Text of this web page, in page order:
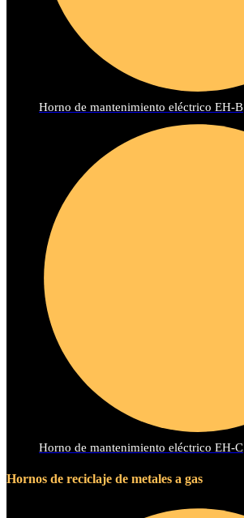
Horno de mantenimiento eléctrico EH-B
Horno de mantenimiento eléctrico EH-C
Hornos de reciclaje de metales a gas